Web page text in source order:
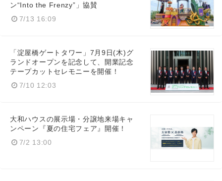
ン“Into the Frenzy”」協賛
7/13 16:09
「淀屋橋ゲートタワー」7月9日(木)グ
ランドオープンを記念して、開業記念
テープカットセレモニーを開催！
7/10 12:03
大和ハウスの展示場・分譲地来場キャ
ンペーン『夏の住宅フェア』開催！
7/2 13:00